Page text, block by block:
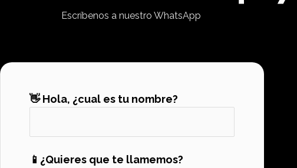
Escríbenos a nuestro WhatsApp
👋 Hola, ¿cual es tu nombre?
📱¿Quieres que te llamemos?